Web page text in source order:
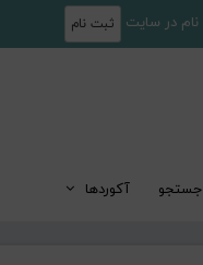
ثبت نام
جستجو آکوردها